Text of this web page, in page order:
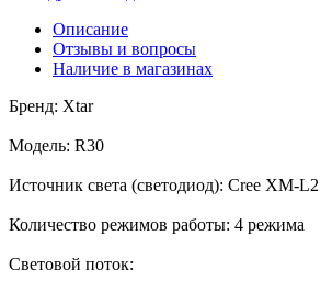
Описание
Отзывы и вопросы
Наличие в магазинах
Бренд: Xtar
Модель: R30
Источник света (светодиод): Cree XM-
Количество режимов работы: 4 режима
Cветовой поток: